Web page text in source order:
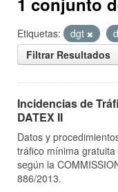
Etiquetas: dgt
Filtrar Resultados
Incidencias de
DATEX II
Datos y
tráfico mínima
según la
886/2013.